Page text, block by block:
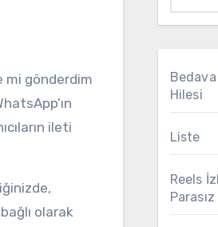
ileti
olarak
Hilesi
Liste
Reels
Parasız